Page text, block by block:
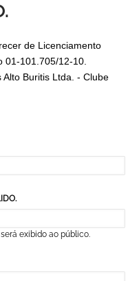
de Licenciamento
01-101.705/12-10.
Buritis Ltda. - Clube
exibido ao público.